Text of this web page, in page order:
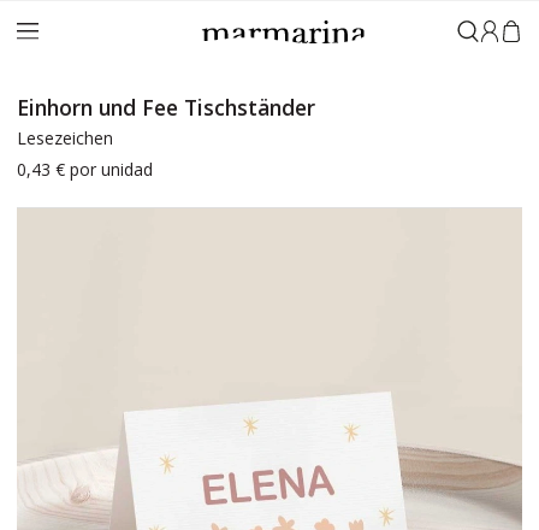
Einhorn und Fee Tischständer
Lesezeichen
0,43 € por unidad